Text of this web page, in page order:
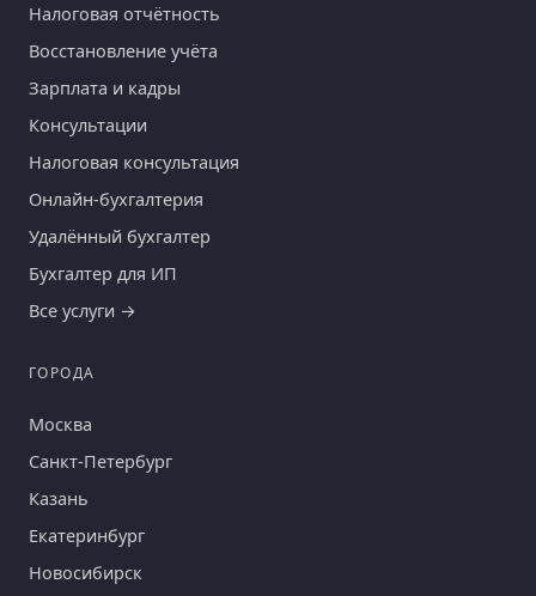
Налоговая отчётность
Восстановление учёта
Зарплата и кадры
Консультации
Налоговая консультация
Онлайн-бухгалтерия
Удалённый бухгалтер
Бухгалтер для ИП
Все услуги →
ГОРОДА
Москва
Санкт-Петербург
Казань
Екатеринбург
Новосибирск